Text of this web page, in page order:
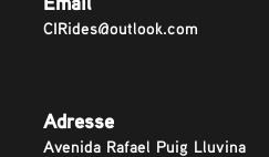
CIRides@outlook.com
Adresse
Avenida Rafael Puig Lluvina